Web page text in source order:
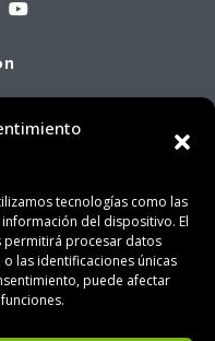
tecnologías como las
del dispositivo. El
permitirá procesar datos
las identificaciones únicas
puede afectar
|Política de Cookies|